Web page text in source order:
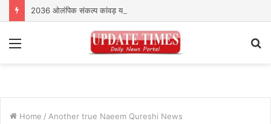
2036 ओलंपिक संकल्प कांवड़ यात्रा को संतों का मिला आशीर्वाद
Home / Another true Naeem Qureshi News